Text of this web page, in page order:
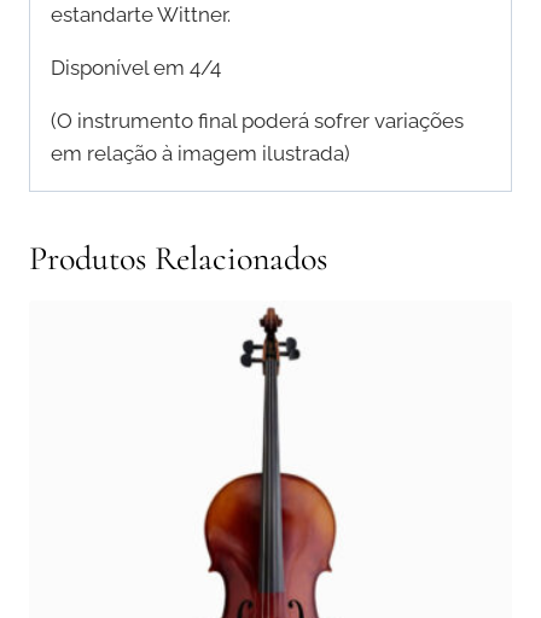
estandarte Wittner.
Disponível em 4/4
(O instrumento final poderá sofrer variações
em relação à imagem ilustrada)
Produtos Relacionados